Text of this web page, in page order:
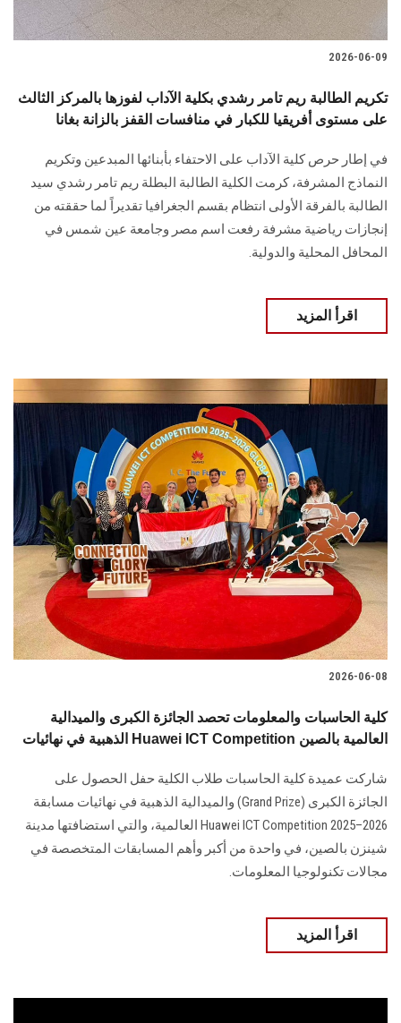
2026-06-09
تكريم الطالبة ريم تامر رشدي بكلية الآداب لفوزها بالمركز الثالث
على مستوى أفريقيا للكبار في منافسات القفز بالزانة بغانا
في إطار حرص كلية الآداب على الاحتفاء بأبنائها المبدعين وتكريم
النماذج المشرفة، كرمت الكلية الطالبة البطلة ريم تامر رشدي سيد
الطالبة بالفرقة الأولى انتظام بقسم الجغرافيا تقديراً لما حققته من
إنجازات رياضية مشرفة رفعت اسم مصر وجامعة عين شمس في
المحافل المحلية والدولية.
اقرأ المزيد
2026-06-08
كلية الحاسبات والمعلومات تحصد الجائزة الكبرى والميدالية
الذهبية في نهائيات Huawei ICT Competition العالمية بالصين
شاركت عميدة كلية الحاسبات طلاب الكلية حفل الحصول على
الجائزة الكبرى (Grand Prize) والميدالية الذهبية في نهائيات مسابقة
Huawei ICT Competition 2025–2026 العالمية، والتي استضافتها مدينة
شينزن بالصين، في واحدة من أكبر وأهم المسابقات المتخصصة في
مجالات تكنولوجيا المعلومات.
اقرأ المزيد